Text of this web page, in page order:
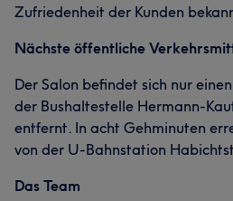
Was unsere Kunden über Nail
Kompetent
Zufriedenheit der Kunden
Nächste öffentliche
Der Salon befindet sich nur
der Bushaltestelle Hermann-
entfernt. In acht Gehminuten
von der U-Bahnstation
Das Team